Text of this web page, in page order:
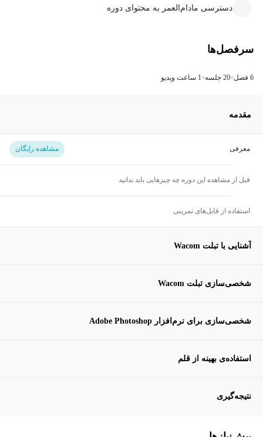
دسترسی مادام‌العمر به محتوای دوره
سرفصل‌ها
6 فصل 20 جلسه 1 ساعت ویدیو
مقدمه
معرفی مشاهده رایگان
قبل از مشاهده این دوره چه چیزهایی باید بدانید
استفاده از فایل‌های تمرینی
آشنایی با تبلت Wacom
شخصی‌سازی تبلت Wacom
شخصی‌سازی برای نرم‌افزار Adobe Photoshop
استفاده‌ی بهینه از قلم
نتیجه‌گیری